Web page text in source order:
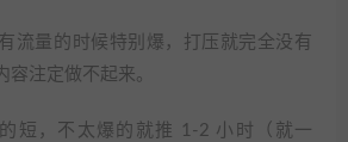
流量的时候特别爆，打压就完全没有
容注定做不起来。
短，不太爆的就推 1-2 小时（就一